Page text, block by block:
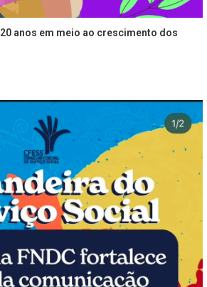
anos em meio ao crescimento dos